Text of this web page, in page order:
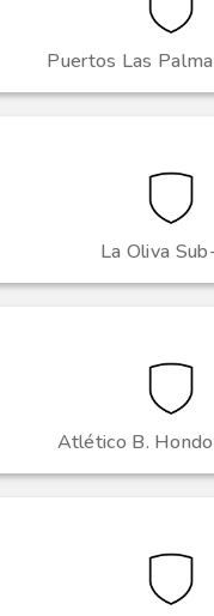
Puertos Las
La Oliva
Atlético B.